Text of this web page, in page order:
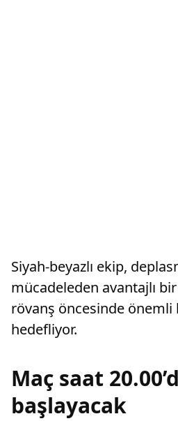
Siyah-beyazlı ekip,
mücadeleden avantajlı
rövanş öncesinde önemli
hedefliyor.
Maç saat
başlayacak